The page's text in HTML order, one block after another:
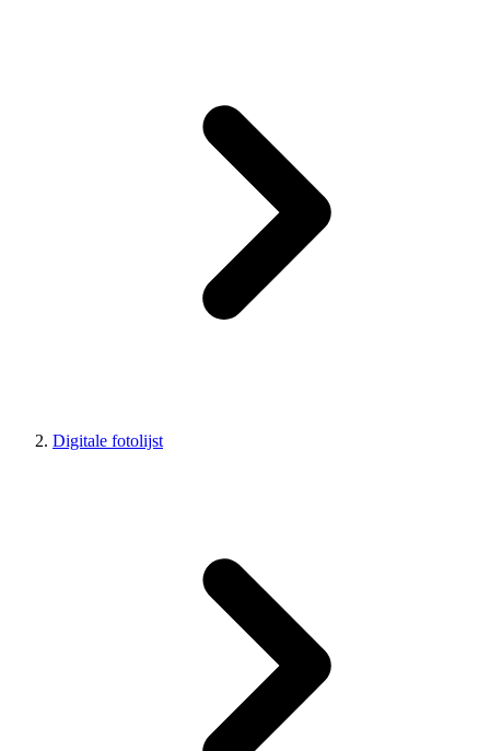
Digitale fotolijst